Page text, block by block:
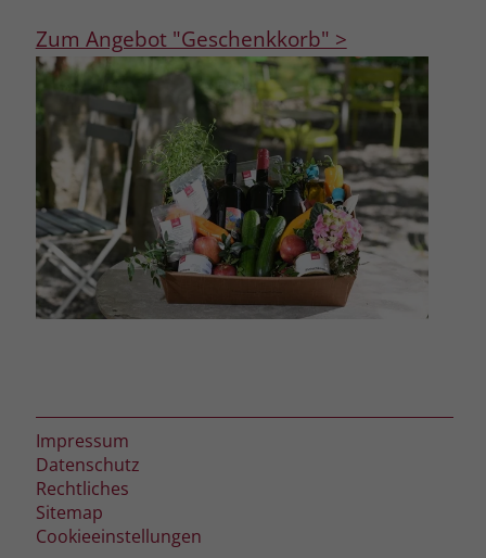
Zum Angebot "Geschenkkorb" >
Impressum
Datenschutz
Rechtliches
Sitemap
Cookieeinstellungen